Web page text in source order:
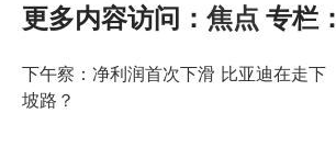
更多内容访问： 焦点 专栏：
下午察：净利润首次下滑 比亚迪在走下
坡路？